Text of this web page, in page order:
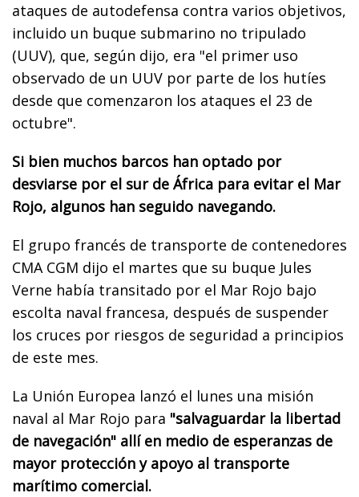
ataques de autodefensa contra varios objetivos,
incluido un buque submarino no tripulado
(UUV), que, según dijo, era "el primer uso
observado de un UUV por parte de los hutíes
desde que comenzaron los ataques el 23 de
octubre".
Si bien muchos barcos han optado por
desviarse por el sur de África para evitar el Mar
Rojo, algunos han seguido navegando.
El grupo francés de transporte de contenedores
CMA CGM dijo el martes que su buque Jules
Verne había transitado por el Mar Rojo bajo
escolta naval francesa, después de suspender
los cruces por riesgos de seguridad a principios
de este mes.
La Unión Europea lanzó el lunes una misión
naval al Mar Rojo para "salvaguardar la libertad
de navegación" allí en medio de esperanzas de
mayor protección y apoyo al transporte
marítimo comercial.